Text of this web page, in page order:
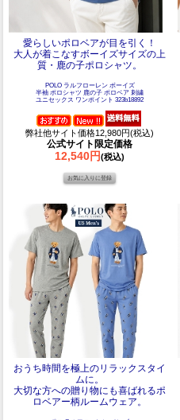
愛らしいポロベアが目を引く！
大人が着こなすボーイズサイズの上
質・鹿の子ポロシャツ。
POLO ラルフローレン ボーイズ
半袖 ポロシャツ 鹿の子 ポロベア 刺繍
ユニセックス ワンポイント 323b18892
弊社他サイト価格12,980円(税込)
公式サイト限定価格
12,540円(税込)
おうち時間を極上のリラックスタイ
ムに。
大切な方への贈り物にも喜ばれるポ
ロベアー柄ルームウェア。